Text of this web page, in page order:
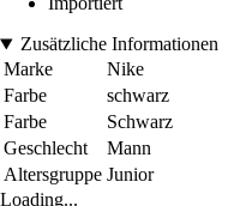
Zusätzliche Informationen
Marke
Nike
Farbe
schwarz
Farbe
Schwarz
Geschlecht
Mann
Altersgruppe Junior
Loading...